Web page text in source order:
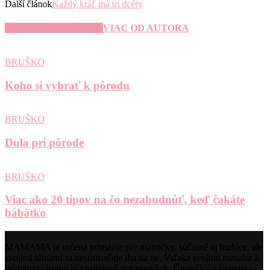
Ďalší článokKaždý kráľ má tri dcéry
VIAC OD AUTORA
BRUŠKO
Koho si vybrať k pôrodu
BRUŠKO
Dula pri pôrode
BRUŠKO
Viac ako 20 tipov na čo nezabudnúť, keď čakáte
bábätko